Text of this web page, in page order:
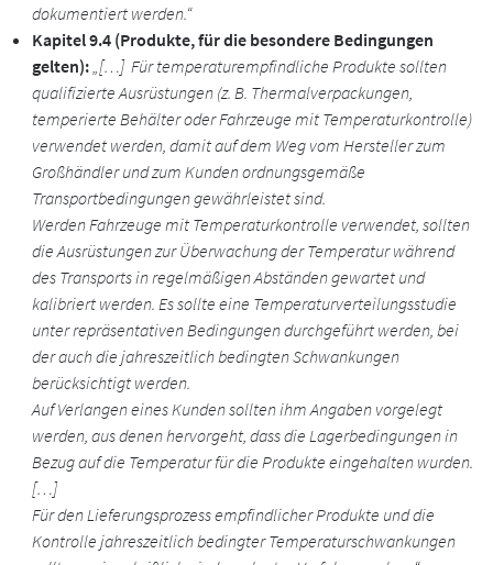
dokumentiert werden.“
Kapitel 9.4 (Produkte, für die besondere Bedingungen
gelten):„[…] Für temperaturempfindliche Produkte sollten
qualifizierte Ausrüstungen (z. B. Thermalverpackungen,
temperierte Behälter oder Fahrzeuge mit Temperaturkontrolle)
verwendet werden, damit auf dem Weg vom Hersteller zum
Großhändler und zum Kunden ordnungsgemäße
Transportbedingungen gewährleistet sind.
Werden Fahrzeuge mit Temperaturkontrolle verwendet, sollten
die Ausrüstungen zur Überwachung der Temperatur während
des Transports in regelmäßigen Abständen gewartet und
kalibriert werden. Es sollte eine Temperaturverteilungsstudie
unter repräsentativen Bedingungen durchgeführt werden, bei
der auch die jahreszeitlich bedingten Schwankungen
berücksichtigt werden.
Auf Verlangen eines Kunden sollten ihm Angaben vorgelegt
werden, aus denen hervorgeht, dass die Lagerbedingungen in
Bezug auf die Temperatur für die Produkte eingehalten wurden.
[…]
Für den Lieferungsprozess empfindlicher Produkte und die
Kontrolle jahreszeitlich bedingter Temperaturschwankungen